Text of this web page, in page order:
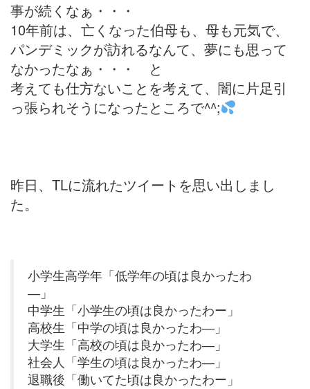
事が続くなぁ・・・
10年前は、亡くなった伯母も、母も元気で、
パンデミックが訪れるなんて、夢にも思って
なかったなぁ・・・ と
考えても仕方ないことを考えて、闇に片足引
っ張られそうになったところで^^;
昨日、TLに流れたツイートを思い出しまし
た。
小学生高学年「低学年の頃は良かったわ
―」
中学生「小学生の頃は良かったわー」
高校生「中学の頃は良かったわ―」
大学生「高校の頃は良かったわ―」
社会人「学生の頃は良かったわ―」
退職後「働いてた頃は良かったわー」